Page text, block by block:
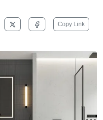
Copy Link